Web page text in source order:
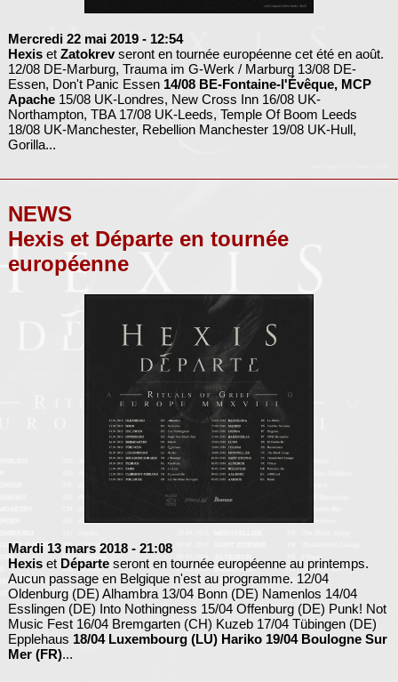
Mercredi 22 mai 2019 - 12:54
Hexiset Zatokrevseront en tournée européenne cet été en août.
12/08 DE-Marburg, Trauma im G-Werk / Marburg 13/08 DE-
Essen, Don't Panic Essen 14/08 BE-Fontaine-l'Évêque, MCP
Apache15/08 UK-Londres, New Cross Inn 16/08 UK-
Northampton, TBA 17/08 UK-Leeds, Temple Of Boom Leeds
18/08 UK-Manchester, Rebellion Manchester 19/08 UK-Hull,
Gorilla...
NEWS
Hexis et Départe en tournée
européenne
Mardi 13 mars 2018 - 21:08
Hexiset Départeseront en tournée européenne au printemps.
Aucun passage en Belgique n'est au programme. 12/04
Oldenburg (DE) Alhambra 13/04 Bonn (DE) Namenlos 14/04
Esslingen (DE) Into Nothingness 15/04 Offenburg (DE) Punk! Not
Music Fest 16/04 Bremgarten (CH) Kuzeb 17/04 Tübingen (DE)
Epplehaus 18/04 Luxembourg (LU) Hariko 19/04 Boulogne Sur
Mer (FR)...